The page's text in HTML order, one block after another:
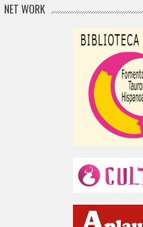
NET WORK